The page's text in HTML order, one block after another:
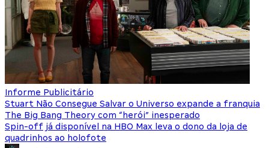
Informe Publicitário
Stuart Não Consegue Salvar o Universo expande a franquia
The Big Bang Theory com “herói” inesperado
Spin-off já disponível na HBO Max leva o dono da loja de
quadrinhos ao holofote